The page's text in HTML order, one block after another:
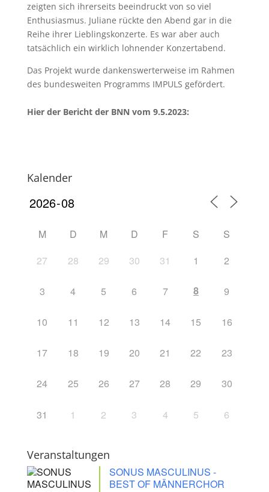
zeigten sich ihrerseits beeindruckt von so viel
Enthusiasmus. Juliane rückte den Abend gar in die
Reihe ihrer Lieblingskonzerte. Es war aber auch
tatsächlich ein wirklich lohnender Konzertabend.
Das Projekt wurde dankenswerterweise im Rahmen
des bundesweiten Programms IMPULS gefördert.
Hier der Bericht der BNN vom 9.5.2023:
Kalender
M D M D F S
S
27
28 29 30 31 1 2
3 4 5 6 7 8 9
10 11 12 13 14 15 16
17 18 19 20 21 22 23
24 25 26 27 28 29 30
31 1 2 3 4 5 6
Veranstaltungen
SONUS MASCULINUS -
BEST OF MÄNNERCHOR